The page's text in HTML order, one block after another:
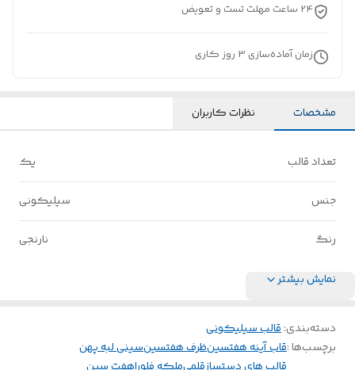
24 ساعت مهلت تست و تعویض
زمان آماده‌سازی 3 روز کاری
مشخصات نظرات کاربران
تعداد قالب یک
جنس سیلیکونی
رنگ نارنجی
نمایش بیشتر
دسته‌بندی:قالب سیلیکونی
برچسب‌ها :قاب آینه هفتسینظرف هفتسینسینی لبه پهن